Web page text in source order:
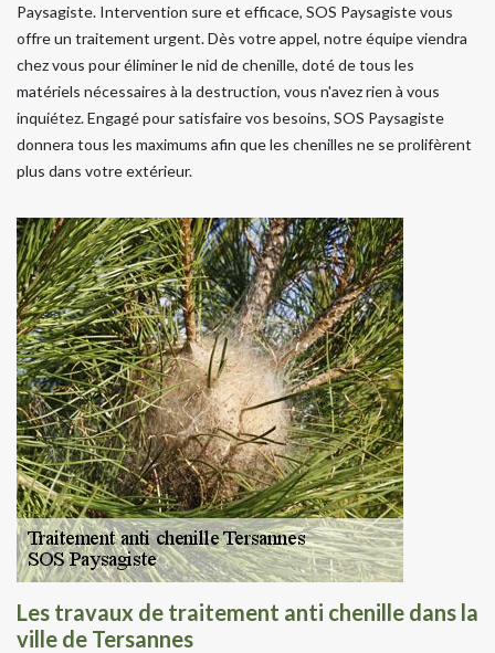
Paysagiste. Intervention sure et efficace, SOS Paysagiste vous
offre un traitement urgent. Dès votre appel, notre équipe viendra
chez vous pour éliminer le nid de chenille, doté de tous les
matériels nécessaires à la destruction, vous n'avez rien à vous
inquiétez. Engagé pour satisfaire vos besoins, SOS Paysagiste
donnera tous les maximums afin que les chenilles ne se prolifèrent
plus dans votre extérieur.
Les travaux de traitement anti chenille dans la
ville de Tersannes